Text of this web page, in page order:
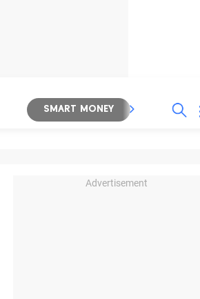
SMART MONEY
Advertisement